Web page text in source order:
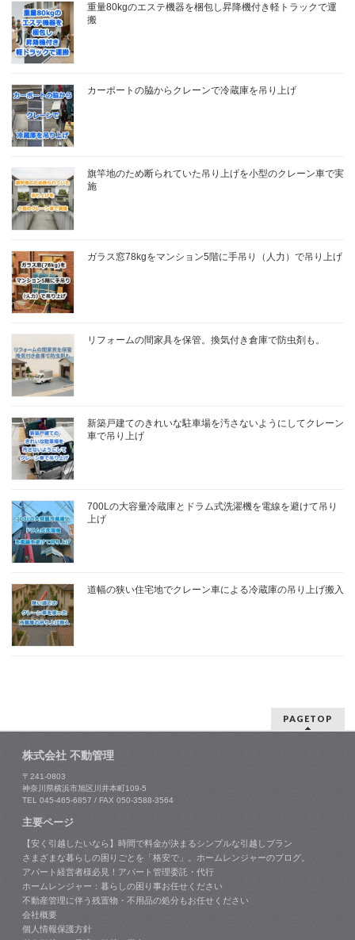
重量80kgのエステ機器を梱包し昇降機付き軽トラックで運
搬
カーポートの脇からクレーンで冷蔵庫を吊り上げ
旗竿地のため断られていた吊り上げを小型のクレーン車で実
施
ガラス窓78kgをマンション5階に手吊り（人力）で吊り上げ
リフォームの間家具を保管。換気付き倉庫で防虫剤も。
新築戸建てのきれいな駐車場を汚さないようにしてクレーン
車で吊り上げ
700Lの大容量冷蔵庫とドラム式洗濯機を電線を避けて吊り
上げ
道幅の狭い住宅地でクレーン車による冷蔵庫の吊り上げ搬入
PAGETOP
株式会社 不動管理
〒241-0803
神奈川県横浜市旭区川井本町109-5
TEL 045-465-6857 / FAX 050-3588-3564
主要ページ
【安く引越したいなら】時間で料金が決まるシンプルな引越しプラン
さまざまな暮らしの困りごとを「格安で」。ホームレンジャーのブログ。
アパート経営者様必見！アパート管理委託・代行
ホームレンジャー：暮らしの困り事お任せください
不動産管理に伴う残置物・不用品の処分もお任せください
会社概要
個人情報保護方針